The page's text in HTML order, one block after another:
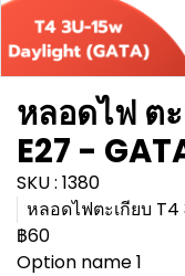
หลอดไฟ ต
E27 -
SKU : 1380
หลอดไฟตะเกียบ T4
฿60
Option name 1